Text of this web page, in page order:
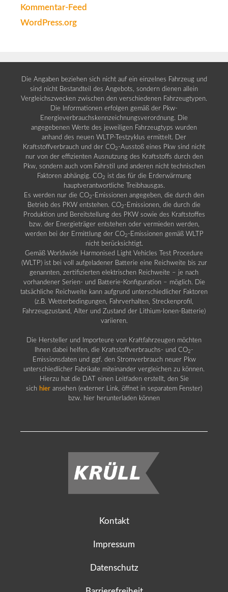
Kommentar-Feed
WordPress.org
Die Angaben beziehen sich nicht auf ein einzelnes Fahrzeug und
sind nicht Bestandteil des Angebots, sondern dienen allein
Vergleichszwecken zwischen den verschiedenen Fahrzeugtypen.
Die Informationen erfolgen gemäß der Pkw-
Energieverbrauchskennzeichnungsverordnung. Die
angegebenen Werte des jeweiligen Fahrzeugtyps wurden
anhand des neuen WLTP-Testzyklus ermittelt. Der
Kraftstoffverbrauch und der CO2 -Ausstoß eines Pkw sind nicht
nur von der effizienten Ausnutzung des Kraftstoffs durch den
Pkw, sondern auch vom Fahrstil und anderen nicht technischen
Faktoren abhängig. CO2 ist das für die Erderwärmung
hauptverantwortliche Treibhausgas.
Es werden nur die CO2 -Emissionen angegeben, die durch den
Betrieb des PKW entstehen. CO2 -Emissionen, die durch die
Produktion und Bereitstellung des PKW sowie des Kraftstoffes
bzw. der Energieträger entstehen oder vermieden werden,
werden bei der Ermittlung der CO2 -Emissionen gemäß WLTP
nicht berücksichtigt.
Gemäß Worldwide Harmonised Light Vehicles Test Procedure
(WLTP) ist bei voll aufgeladener Batterie eine Reichweite bis zur
genannten, zertifizierten elektrischen Reichweite – je nach
vorhandener Serien- und Batterie-Konfiguration – möglich. Die
tatsächliche Reichweite kann aufgrund unterschiedlicher Faktoren
(z.B. Wetterbedingungen, Fahrverhalten, Streckenprofil,
Fahrzeugzustand, Alter und Zustand der Lithium-Ionen-Batterie)
variieren.
Die Hersteller und Importeure von Kraftfahrzeugen möchten
Ihnen dabei helfen, die Kraftstoffverbrauchs- und CO2 -
Emissionsdaten und ggf. den Stromverbrauch neuer Pkw
unterschiedlicher Fabrikate miteinander vergleichen zu können.
Hierzu hat die DAT einen Leitfaden erstellt, den Sie
sich hier ansehen (externer Link, öffnet in separatem Fenster)
bzw. hier herunterladen können
Kontakt
Impressum
Datenschutz